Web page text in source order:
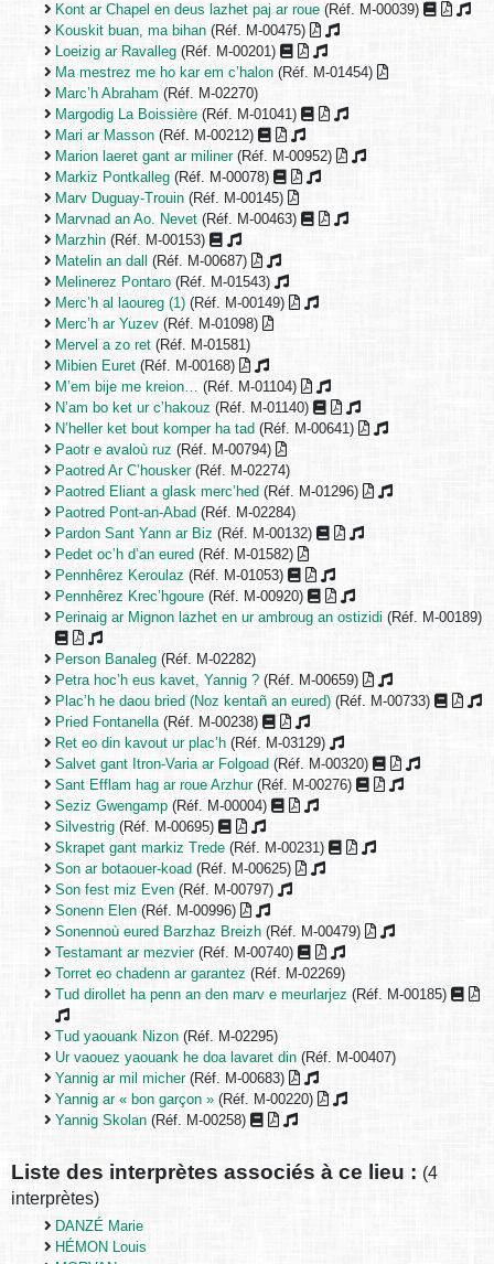
Kont ar Chapel en deus lazhet paj ar roue (Réf. M-00039)
Kouskit buan, ma bihan (Réf. M-00475)
Loeizig ar Ravalleg (Réf. M-00201)
Ma mestrez me ho kar em c’halon (Réf. M-01454)
Marc’h Abraham (Réf. M-02270)
Margodig La Boissière (Réf. M-01041)
Mari ar Masson (Réf. M-00212)
Marion laeret gant ar miliner(Réf. M-00952)
Markiz Pontkalleg (Réf. M-00078)
Marv Duguay-Trouin (Réf. M-00145)
Marvnad an Ao. Nevet (Réf. M-00463)
Marzhin (Réf. M-00153)
Matelin an dall (Réf. M-00687)
Melinerez Pontaro (Réf. M-01543)
Merc’h al laoureg (1) (Réf. M-00149)
Merc’h ar Yuzev (Réf. M-01098)
Mervel a zo ret (Réf. M-01581)
Mibien Euret (Réf. M-00168)
M’em bije me kreion… (Réf. M-01104)
N’am bo ket ur c’hakouz (Réf. M-01140)
N’heller ket bout komper ha tad (Réf. M-00641)
Paotr e avaloù ruz (Réf. M-00794)
Paotred Ar C’housker(Réf. M-02274)
Paotred Eliant a glask merc’hed (Réf. M-01296)
Paotred Pont-an-Abad (Réf. M-02284)
Pardon Sant Yann ar Biz (Réf. M-00132)
Pedet oc’h d’an eured (Réf. M-01582)
Pennhêrez Keroulaz (Réf. M-01053)
Pennhêrez Krec’hgoure (Réf. M-00920)
Perinaig ar Mignon lazhet en ur ambroug an ostizidi (Réf. M-00189)
Person Banaleg (Réf. M-02282)
Petra hoc’h eus kavet, Yannig ? (Réf. M-00659)
Plac’h he daou bried (Noz kentañ an eured) (Réf. M-00733)
Pried Fontanella(Réf. M-00238)
Ret eo din kavout ur plac’h (Réf. M-03129)
Salvet gant Itron-Varia ar Folgoad (Réf. M-00320)
Sant Efflam hag ar roue Arzhur(Réf. M-00276)
Seziz Gwengamp (Réf. M-00004)
Silvestrig (Réf. M-00695)
Skrapet gant markiz Trede (Réf. M-00231)
Son ar botaouer-koad (Réf. M-00625)
Son fest miz Even (Réf. M-00797)
Sonenn Elen (Réf. M-00996)
Sonennoù eured Barzhaz Breizh (Réf. M-00479)
Testamant ar mezvier(Réf. M-00740)
Torret eo chadenn ar garantez (Réf. M-02269)
Tud dirollet ha penn an den marv e meurlarjez (Réf. M-00185)
Tud yaouank Nizon (Réf. M-02295)
Ur vaouez yaouank he doa lavaret din (Réf. M-00407)
Yannig ar mil micher(Réf. M-00683)
Yannig ar « bon garçon » (Réf. M-00220)
Yannig Skolan (Réf. M-00258)
Liste des interprètes associés à ce lieu : (4
interprètes)
DANZÉ Marie
HÉMON Louis